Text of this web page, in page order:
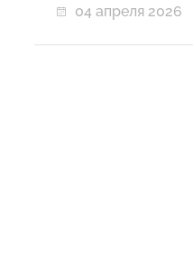
04 апреля 2026